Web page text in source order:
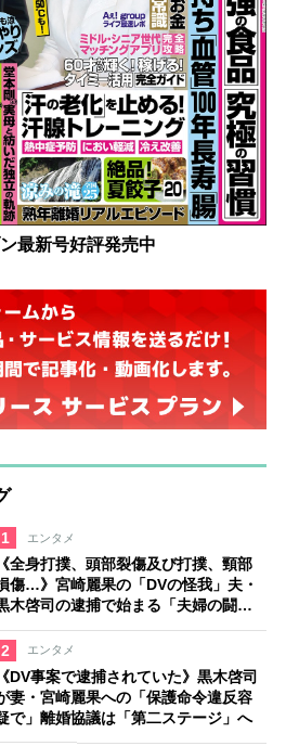
最新号好評発売中
1 エンタメ
《全身打撲、頭部裂傷及び打撲、頸部
傷…》宮崎麗果の「DVの怪我」夫・
木啓司の逮捕で始まる「夫婦の闘
」
2
エンタメ
《DV事案で逮捕されていた》黒木啓司
妻・宮崎麗果への「保護命令違反容
で」離婚協議は「第二ステージ」へ